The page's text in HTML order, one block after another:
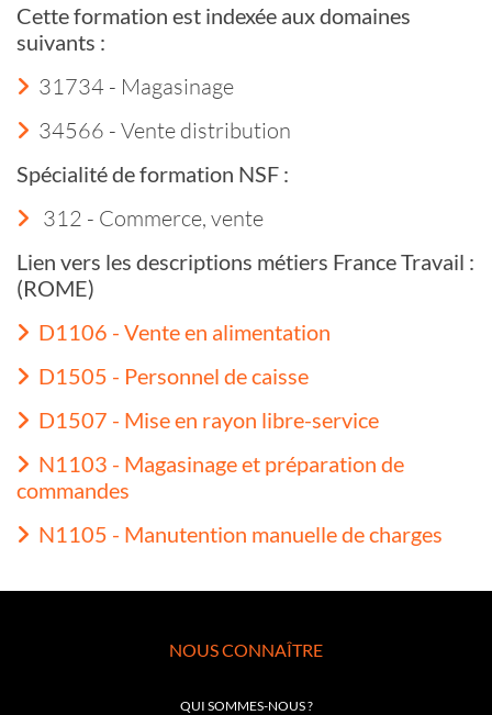
Cette formation est indexée aux domaines
suivants :
31734 - Magasinage
34566 - Vente distribution
Spécialité de formation NSF :
312 - Commerce, vente
Lien vers les descriptions métiers France Travail :
(ROME)
D1106 - Vente en alimentation
D1505 - Personnel de caisse
D1507 - Mise en rayon libre-service
N1103 - Magasinage et préparation de
commandes
N1105 - Manutention manuelle de charges
NOUS CONNAÎTRE
QUI SOMMES-NOUS ?